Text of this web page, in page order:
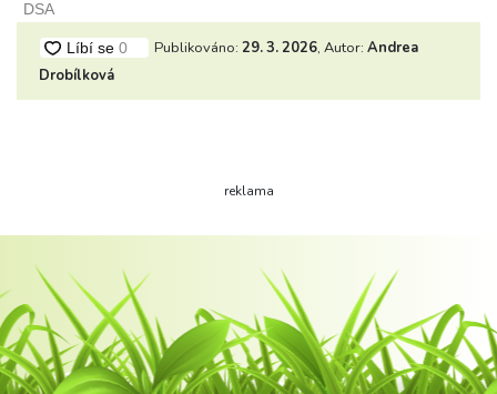
Publikováno: 29. 3. 2026, Autor: Andrea
Drobílková
reklama